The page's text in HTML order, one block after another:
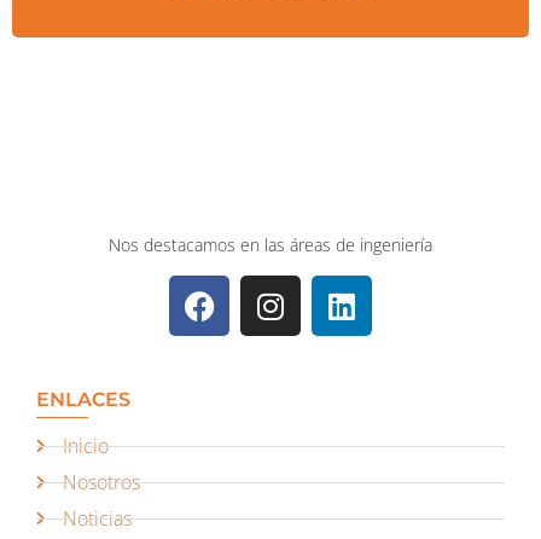
Nos destacamos en las áreas de ingeniería
ENLACES
Inicio
Nosotros
Noticias